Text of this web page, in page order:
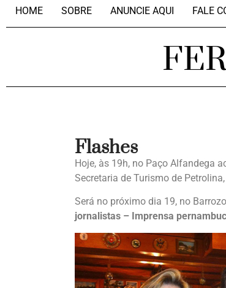
HOME SOBRE ANUNCIE AQUI FALE
Flashes
Hoje, às 19h, no Paço Alfandega
Secretaria de Turismo de Petrolina,
Será no próximo dia 19, no
jornalistas – Imprensa